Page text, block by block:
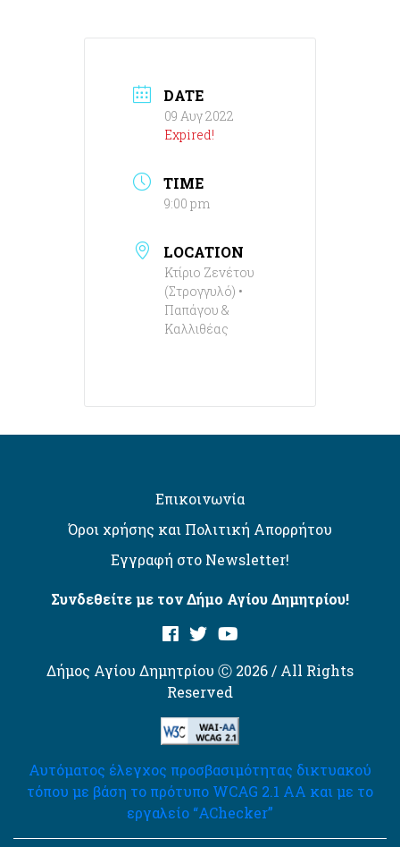
DATE
09 Αυγ 2022
Expired!
TIME
9:00 pm
LOCATION
Κτίριο Ζενέτου
(Στρογγυλό) •
Παπάγου &
Καλλιθέας
Επικοινωνία
Όροι χρήσης και Πολιτική Απορρήτου
Εγγραφή στο Newsletter!
Συνδεθείτε με τον Δήμο Αγίου Δημητρίου!
Δήμος Αγίου Δημητρίου Ⓒ 2026 / All Rights
Reserved
Αυτόματος έλεγχος προσβασιμότητας δικτυακού
τόπου με βάση το πρότυπο WCAG 2.1 AA και με το
εργαλείο “AChecker”